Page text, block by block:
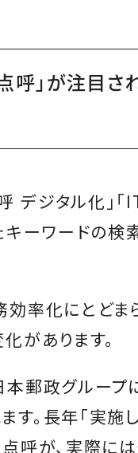
呼」が注目さ
デジタル化」
キーワードの検
率化にとどま
があります。
本郵政グループ
。長年「実施
呼が、実際に